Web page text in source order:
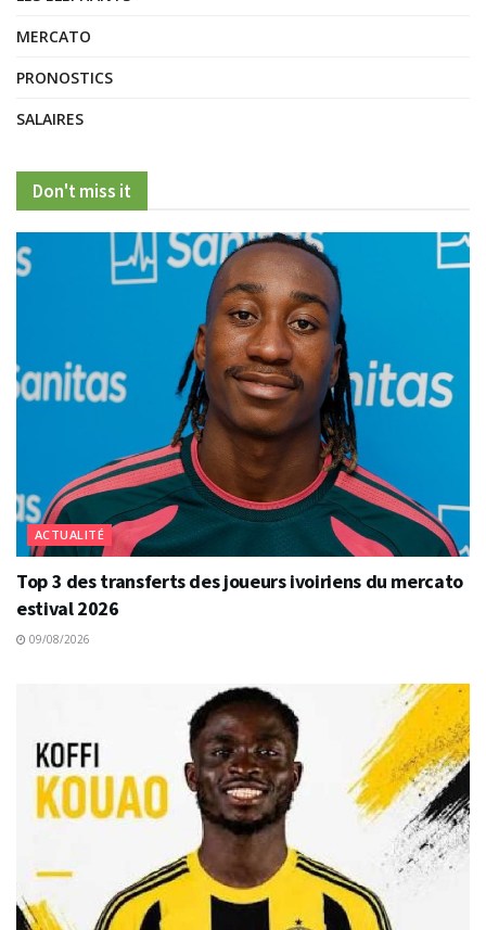
MERCATO
PRONOSTICS
SALAIRES
Don't miss it
ACTUALITÉ
Top 3 des transferts des joueurs ivoiriens du mercato
estival 2026
09/08/2026